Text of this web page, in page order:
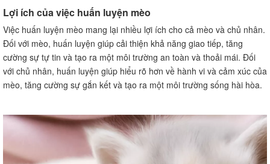
Huấn luyện mèo không kêu la, không hú
Huấn luyện mèo không làm hỏng đồ đạc
Huấn luyện mèo chơi đúng chỗ
Huấn luyện mèo chơi đúng chỗ
Cung cấp đồ chơi phù hợp
Huấn luyện mèo không chơi với đồ đạc nhà
Sử dụng phương pháp ngăn chặn
Huấn luyện mèo không leo lên bàn, tủ
Huấn luyện mèo không tấn công
Huấn luyện mèo không tấn công người
Lợi ích của việc huấn luyện mèo
Việc huấn luyện mèo mang lại nhiều lợi ích cho cả mèo và chủ nhân.
Đối với mèo, huấn luyện giúp cải thiện khả năng giao tiếp, tăng
cường sự tự tin và tạo ra một môi trường an toàn và thoải mái. Đối
với chủ nhân, huấn luyện giúp hiểu rõ hơn về hành vi và cảm xúc của
mèo, tăng cường sự gắn kết và tạo ra một môi trường sống hài hòa.